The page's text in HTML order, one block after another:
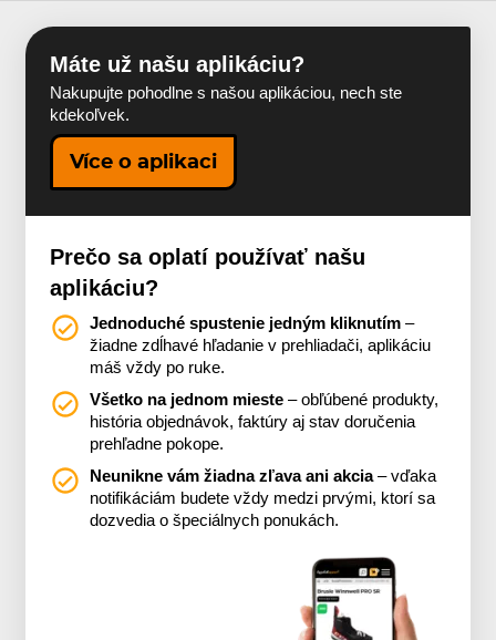
Máte už našu aplikáciu?
Nakupujte pohodlne s našou aplikáciou, nech ste
kdekoľvek.
Více o aplikaci
Prečo sa oplatí používať našu
aplikáciu?
Jednoduché spustenie jedným kliknutím –
žiadne zdĺhavé hľadanie v prehliadači, aplikáciu
máš vždy po ruke.
Všetko na jednom mieste – obľúbené produkty,
história objednávok, faktúry aj stav doručenia
prehľadne pokope.
Neunikne vám žiadna zľava ani akcia– vďaka
notifikáciám budete vždy medzi prvými, ktorí sa
dozvedia o špeciálnych ponukách.